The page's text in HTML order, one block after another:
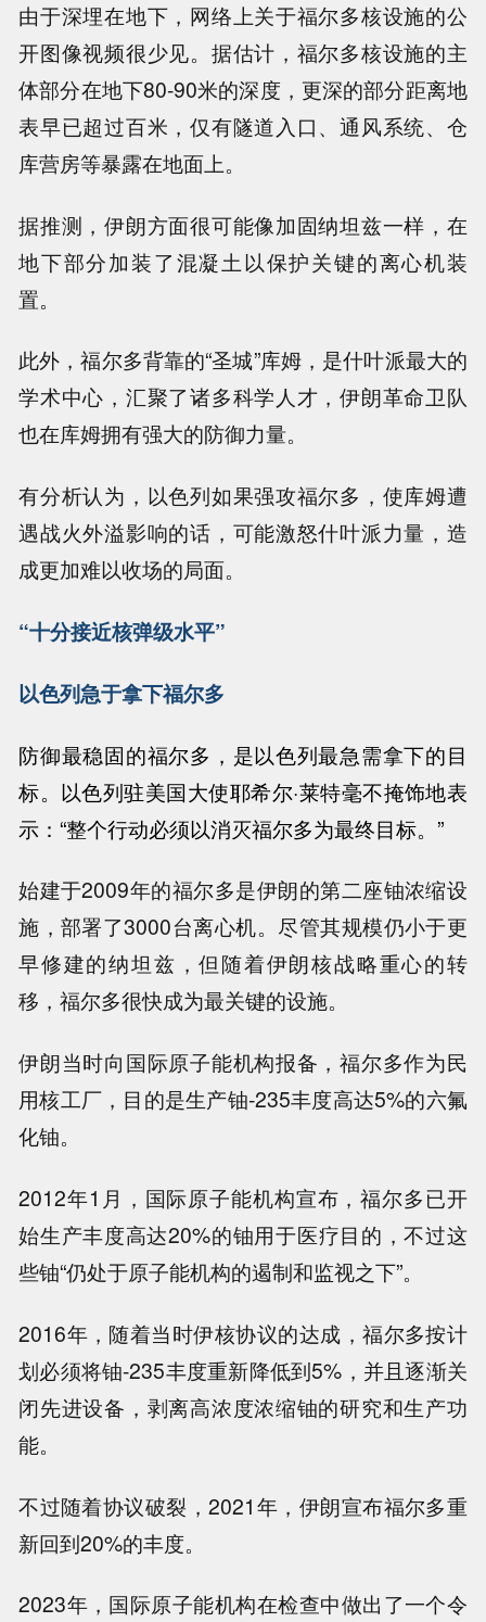
由于深埋在地下，网络上关于福尔多核设施的公
开图像视频很少见。据估计，福尔多核设施的主
体部分在地下80-90米的深度，更深的部分距离地
表早已超过百米，仅有隧道入口、通风系统、仓
库营房等暴露在地面上。
据推测，伊朗方面很可能像加固纳坦兹一样，在
地下部分加装了混凝土以保护关键的离心机装
置。
此外，福尔多背靠的“圣城”库姆，是什叶派最大的
学术中心，汇聚了诸多科学人才，伊朗革命卫队
也在库姆拥有强大的防御力量。
有分析认为，以色列如果强攻福尔多，使库姆遭
遇战火外溢影响的话，可能激怒什叶派力量，造
成更加难以收场的局面。
“十分接近核弹级水平”
以色列急于拿下福尔多
防御最稳固的福尔多，是以色列最急需拿下的目
标。 以色列驻美国大使耶希尔·莱特毫不掩饰地表
示：“整个行动必须以消灭福尔多为最终目标。”
始建于2009年的福尔多是伊朗的第二座铀浓缩设
施，部署了3000台离心机。尽管其规模仍小于更
早修建的纳坦兹，但随着伊朗核战略重心的转
移，福尔多很快成为最关键的设施。
伊朗当时向国际原子能机构报备，福尔多作为民
用核工厂，目的是生产铀-235丰度高达5%的六氟
化铀。
2012年1月，国际原子能机构宣布，福尔多已开
始生产丰度高达20%的铀用于医疗目的，不过这
些铀“仍处于原子能机构的遏制和监视之下”。
2016年，随着当时伊核协议的达成，福尔多按计
划必须将铀-235丰度重新降低到5%，并且逐渐关
闭先进设备，剥离高浓度浓缩铀的研究和生产功
能。
不过随着协议破裂，2021年，伊朗宣布福尔多重
新回到20%的丰度。
2023年，国际原子能机构在检查中做出了一个令